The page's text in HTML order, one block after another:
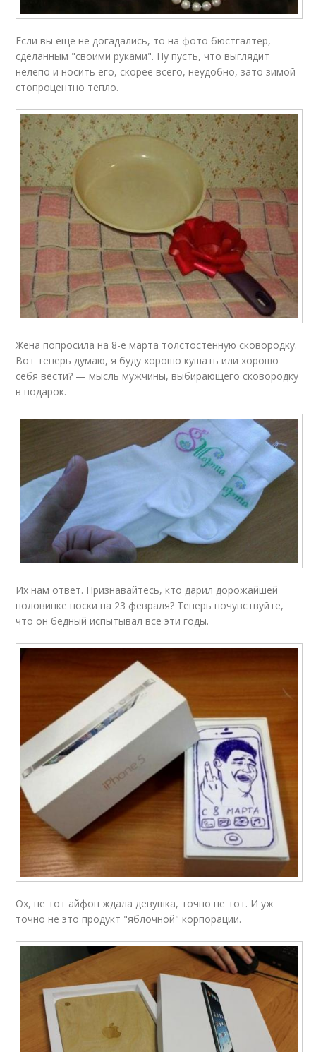
Если вы еще не догадались, то на фото бюстгалтер,
сделанным "своими руками". Ну пусть, что выглядит
нелепо и носить его, скорее всего, неудобно, зато зимой
стопроцентно тепло.
Жена попросила на 8-е марта толстостенную сковородку.
Вот теперь думаю, я буду хорошо кушать или хорошо
себя вести? — мысль мужчины, выбирающего сковородку
в подарок.
Их нам ответ. Признавайтесь, кто дарил дорожайшей
половинке носки на 23 февраля? Теперь почувствуйте,
что он бедный испытывал все эти годы.
Ох, не тот айфон ждала девушка, точно не тот. И уж
точно не это продукт "яблочной" корпорации.